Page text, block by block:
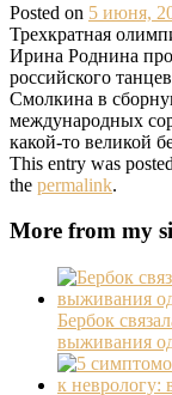
Posted on 5 июня,
Трехкратная
Ирина Роднина
российского
Смолкина в
международных
какой-то великой
This entry was
the permalink.
More from my
Бербок
выживания